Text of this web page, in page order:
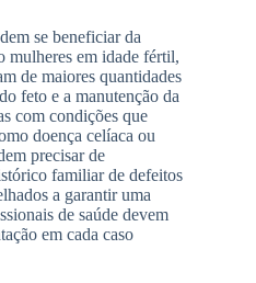
se beneficiar da
mulheres em idade fértil,
de maiores quantidades
feto e a manutenção da
com condições que
doença celíaca ou
precisar de
familiar de defeitos
a garantir uma
de saúde devem
em cada caso